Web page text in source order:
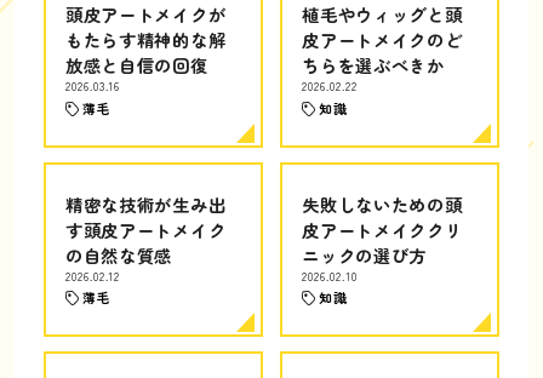
頭皮アートメイクが
もたらす精神的な解
放感と自信の回復
2026.03.16
薄毛
植毛やウィッグと頭
皮アートメイクのど
ちらを選ぶべきか
2026.02.22
知識
精密な技術が生み出
す頭皮アートメイク
の自然な質感
2026.02.12
薄毛
失敗しないための頭
皮アートメイククリ
ニックの選び方
2026.02.10
知識